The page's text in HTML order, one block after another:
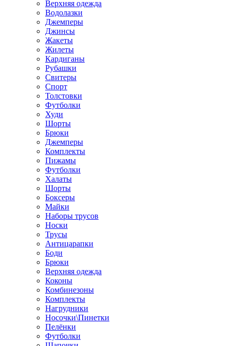
Верхняя одежда
Водолазки
Джемперы
Джинсы
Жакеты
Жилеты
Кардиганы
Рубашки
Свитеры
Спорт
Толстовки
Футболки
Худи
Шорты
Брюки
Джемперы
Комплекты
Пижамы
Футболки
Халаты
Шорты
Боксеры
Майки
Наборы трусов
Носки
Трусы
Антицарапки
Боди
Брюки
Верхняя одежда
Коконы
Комбинезоны
Комплекты
Нагрудники
Носочки\Пинетки
Пелёнки
Футболки